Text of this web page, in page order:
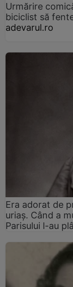
Urmărire
biciclist să
adevarul.ro
Era adorat de
uriaș. Când a
Parisului l-au